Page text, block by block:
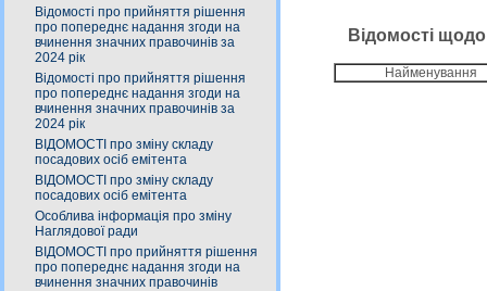
Відомості про прийняття рішення
про попереднє надання згоди на
вчинення значних правочинів за
2024 рік
Відомості про прийняття рішення
про попереднє надання згоди на
вчинення значних правочинів за
2024 рік
ВІДОМОСТІ про зміну складу
посадових осіб емітента
ВІДОМОСТІ про зміну складу
посадових осіб емітента
Особлива інформація про зміну
Наглядової ради
ВІДОМОСТІ про прийняття рішення
про попереднє надання згоди на
вчинення значних правочинів
Відомості
Найменування